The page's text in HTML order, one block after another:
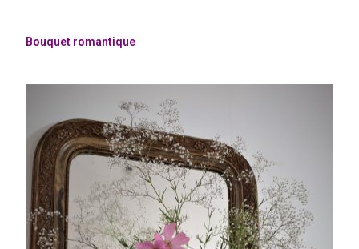
Bouquet romantique